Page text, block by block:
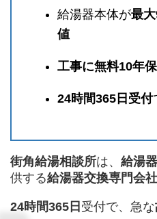
給湯器本体が最
値
工事に無料10年
24時間365日受付
街角給湯相談所は、 給湯器
供する給湯器交換専門会社
24時間365日 受付で、急な